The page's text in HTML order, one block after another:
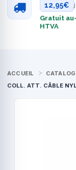
12,95€
Gratuit
HTVA
ACCUEIL
COLL. ATT. CÂBLE